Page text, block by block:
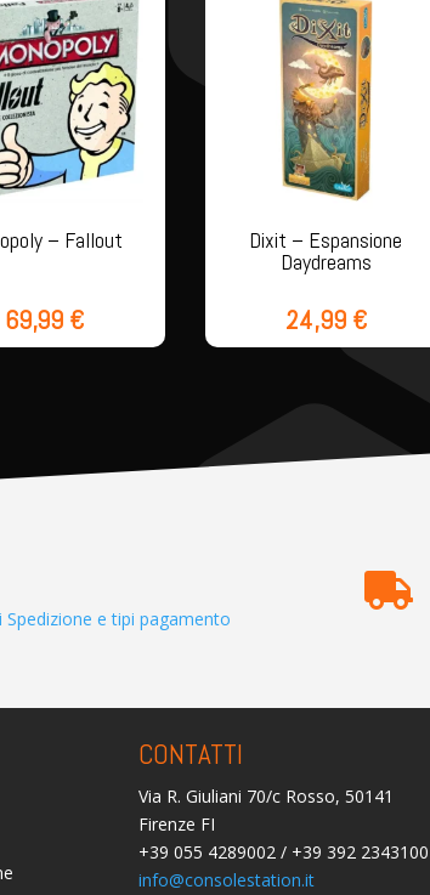
– Fallout
69,99 €
Dixit – Espansione
Daydreams
24,99 €
Spedizione e tipi pagamento

CONTATTI
Via R. Giuliani 70/c Rosso, 50141
Firenze FI
+39 055 4289002 / +39 392 2343100
info@consolestation.it